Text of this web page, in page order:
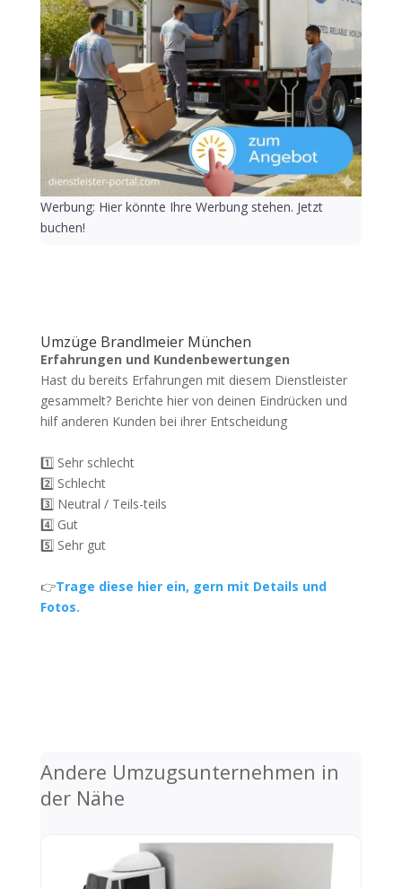
Werbung: Hier könnte Ihre Werbung stehen. Jetzt
buchen!
Umzüge Brandlmeier München
Erfahrungen und Kundenbewertungen
Hast du bereits Erfahrungen mit diesem Dienstleister
gesammelt? Berichte hier von deinen Eindrücken und
hilf anderen Kunden bei ihrer Entscheidung
1️⃣ Sehr schlecht
2️⃣ Schlecht
3️⃣ Neutral / Teils-teils
4️⃣ Gut
5️⃣ Sehr gut
👉Trage diese hier ein, gern mit Details und
Fotos.
Andere Umzugsunternehmen in
der Nähe